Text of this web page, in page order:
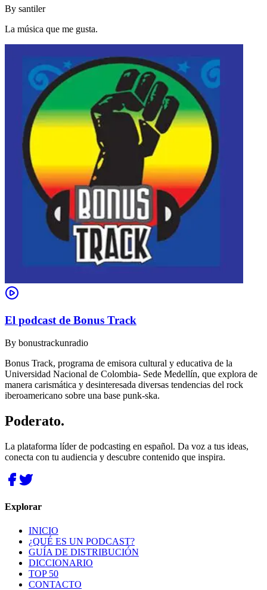
By santiler
La música que me gusta.
El podcast de Bonus Track
By bonustrackunradio
Bonus Track, programa de emisora cultural y educativa de la
Universidad Nacional de Colombia- Sede Medellín, que explora de
manera carismática y desinteresada diversas tendencias del rock
iberoamericano sobre una base punk-ska.
Poderato.
La plataforma líder de podcasting en español. Da voz a tus ideas,
conecta con tu audiencia y descubre contenido que inspira.
Explorar
INICIO
¿QUÉ ES UN PODCAST?
GUÍA DE DISTRIBUCIÓN
DICCIONARIO
TOP 50
CONTACTO